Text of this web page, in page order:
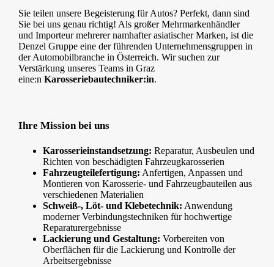
Sie teilen unsere Begeisterung für Autos? Perfekt, dann sind
Sie bei uns genau richtig! Als großer Mehrmarkenhändler
und Importeur mehrerer namhafter asiatischer Marken, ist die
Denzel Gruppe eine der führenden Unternehmensgruppen in
der Automobilbranche in Österreich. Wir suchen zur
Verstärkung unseres Teams in Graz
eine:n Karosseriebautechniker:in.
Ihre Mission bei uns
Karosserieinstandsetzung: Reparatur, Ausbeulen und
Richten von beschädigten Fahrzeugkarosserien
Fahrzeugteilefertigung: Anfertigen, Anpassen und
Montieren von Karosserie- und Fahrzeugbauteilen aus
verschiedenen Materialien
Schweiß-, Löt- und Klebetechnik: Anwendung
moderner Verbindungstechniken für hochwertige
Reparaturergebnisse
Lackierung und Gestaltung: Vorbereiten von
Oberflächen für die Lackierung und Kontrolle der
Arbeitsergebnisse